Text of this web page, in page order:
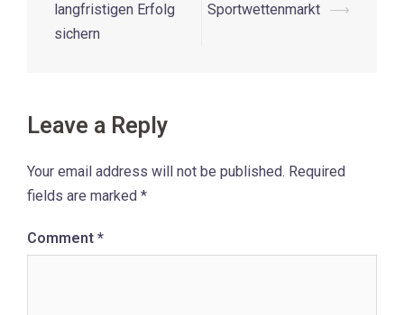
langfristigen Erfolg
sichern
Sportwettenmarkt ⟶
Leave a Reply
Your email address will not be published. Required
fields are marked *
Comment *